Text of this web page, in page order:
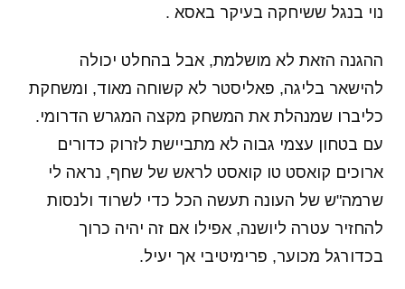
נוי בנגל ששיחקה בעיקר באסא .
ההגנה הזאת לא מושלמת, אבל בהחלט יכולה
להישאר בליגה, פאליסטר לא קשוחה מאוד, ומשחקת
כליברו שמנהלת את המשחק מקצה המגרש הדרומי.
עם בטחון עצמי גבוה לא מתביישת לזרוק כדורים
ארוכים קואסט טו קואסט לראש של שחף, נראה לי
שרמה"ש של העונה תעשה הכל כדי לשרוד ולנסות
להחזיר עטרה ליושנה, אפילו אם זה יהיה כרוך
בכדורגל מכוער, פרימיטיבי אך יעיל.